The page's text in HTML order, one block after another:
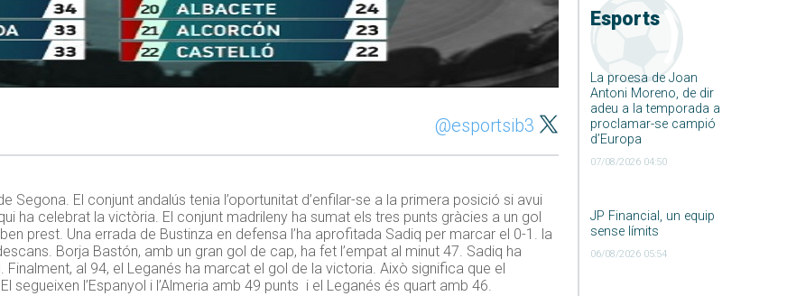
Esports
La proesa de Joan
Antoni Moreno, de dir
adeu a la temporada a
proclamar-se campió
d’Europa
07/08/2026 04:50
JP Financial, un equip
sense límits
06/08/2026 05:54
@esportsib3
Segona. El conjunt andalús tenia l’oportunitat d’enfilar-se a la primera posició si avui
ha celebrat la victòria. El conjunt madrileny ha sumat els tres punts gràcies a un gol
prest. Una errada de Bustinza en defensa l’ha aprofitada Sadiq per marcar el 0-1. la
Borja Bastón, amb un gran gol de cap, ha fet l’empat al minut 47. Sadiq ha
Finalment, al 94, el Leganés ha marcat el gol de la victoria. Això significa que el
segueixen l’Espanyol i l’Almeria amb 49 punts i el Leganés és quart amb 46.